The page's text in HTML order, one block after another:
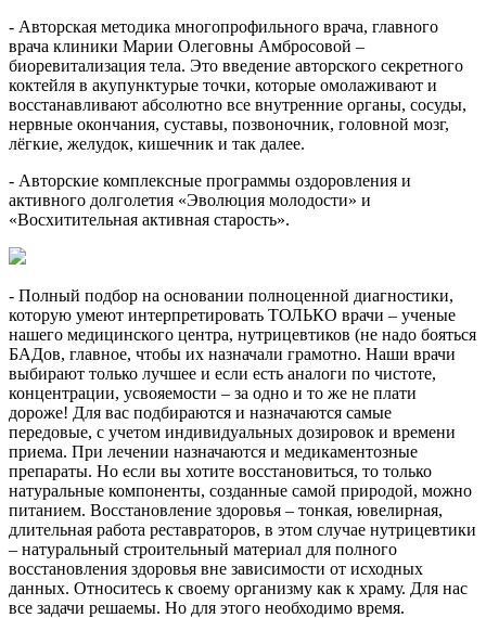
- Авторская методика многопрофильного врача, главного
врача клиники Марии Олеговны Амбросовой –
биоревитализация тела. Это введение авторского секретного
коктейля в акупунктурые точки, которые омолаживают и
восстанавливают абсолютно все внутренние органы, сосуды,
нервные окончания, суставы, позвоночник, головной мозг,
лёгкие, желудок, кишечник и так далее.
- Авторские комплексные программы оздоровления и
активного долголетия «Эволюция молодости» и
«Восхитительная активная старость».
- Полный подбор на основании полноценной диагностики,
которую умеют интерпретировать ТОЛЬКО врачи – ученые
нашего медицинского центра, нутрицевтиков (не надо бояться
БАДов, главное, чтобы их назначали грамотно. Наши врачи
выбирают только лучшее и если есть аналоги по чистоте,
концентрации, усвояемости – за одно и то же не плати
дороже! Для вас подбираются и назначаются самые
передовые, с учетом индивидуальных дозировок и времени
приема. При лечении назначаются и медикаментозные
препараты. Но если вы хотите восстановиться, то только
натуральные компоненты, созданные самой природой, можно
питанием. Восстановление здоровья – тонкая, ювелирная,
длительная работа реставраторов, в этом случае нутрицевтики
– натуральный строительный материал для полного
восстановления здоровья вне зависимости от исходных
данных. Относитесь к своему организму как к храму. Для нас
все задачи решаемы. Но для этого необходимо время.